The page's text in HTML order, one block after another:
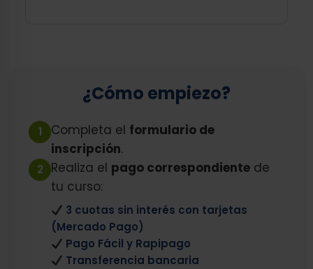
¿Cómo empiezo?
1 Completa el formulario de
inscripción.
2 Realiza el pago correspondiente de
tu curso:
3 cuotas sin interés con tarjetas
(Mercado Pago)
Pago Fácil y Rapipago
Transferencia bancaria